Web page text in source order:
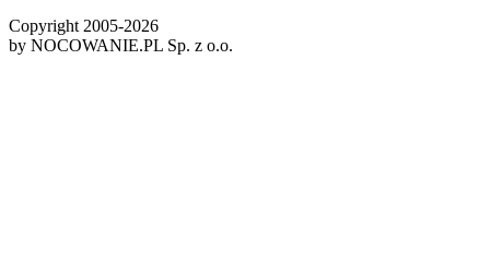
Copyright 2005-2026
by NOCOWANIE.PL Sp. z o.o.